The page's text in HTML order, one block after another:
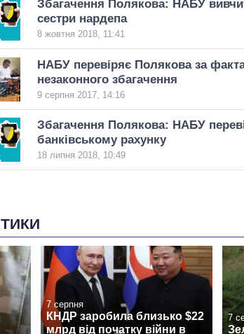
Збагачення Полякова: НАБУ
сестри нардепа
8 жовтня 2018, 11:41
НАБУ перевіряє Полякова за
незаконного збагачення
9 серпня 2017, 14:16
Збагачення Полякова: НАБУ
банківському рахунку
18 липня 2018, 10:49
7 серпня
КНДР заробила близько $22
млрд від початку війни в
7